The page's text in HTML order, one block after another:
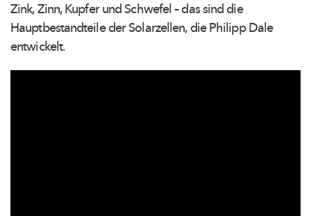
Zink, Zinn, Kupfer und Schwefel – das sind die
Hauptbestandteileder Solarzellen, die Philipp Dale
entwickelt.